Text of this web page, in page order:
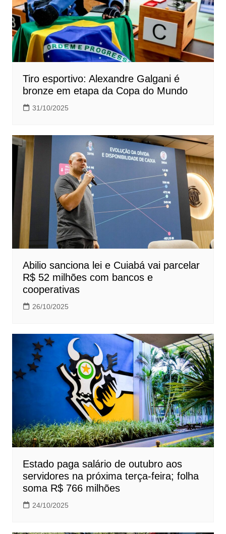
Tiro esportivo: Alexandre Galgani é
bronze em etapa da Copa do Mundo
31/10/2025
Abilio sanciona lei e Cuiabá vai parcelar
R$ 52 milhões com bancos e
cooperativas
26/10/2025
Estado paga salário de outubro aos
servidores na próxima terça-feira; folha
soma R$ 766 milhões
24/10/2025